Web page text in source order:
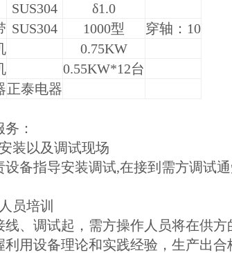
SUS304
δ1.0
SUS304 1000型
穿轴：10
0.75KW
0.55KW*12台
正泰电器
务：
装以及调试现场
设备指导安装调试,在接到需方调试
员培训
线、调试起，需方操作人员将在供
利用设备理论和实践经验，生产出合